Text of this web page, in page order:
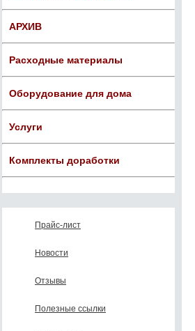
АРХИВ
Расходные материалы
Оборудование для дома
Услуги
Комплекты доработки
Прайс-лист
Новости
Отзывы
Полезные ссылки